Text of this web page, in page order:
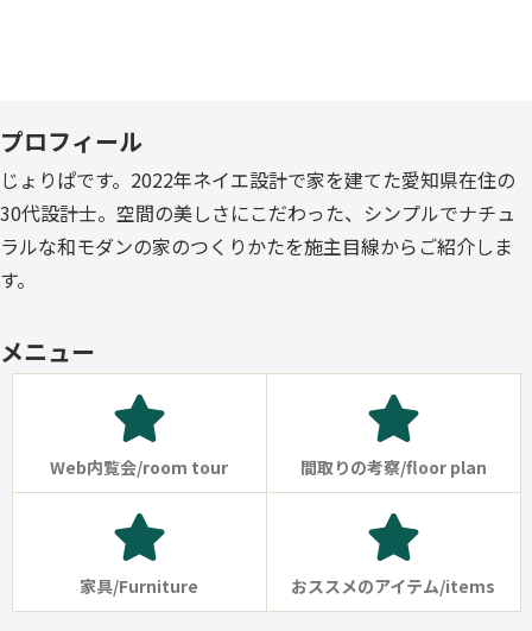
プロフィール
じょりぱです。2022年ネイエ設計で家を建てた愛知県在住の
30代設計士。空間の美しさにこだわった、シンプルでナチュ
ラルな和モダンの家のつくりかたを施主目線からご紹介しま
す。
メニュー
Web内覧会/room tour 間取りの考察/floor plan
家具/Furniture おススメのアイテム/items